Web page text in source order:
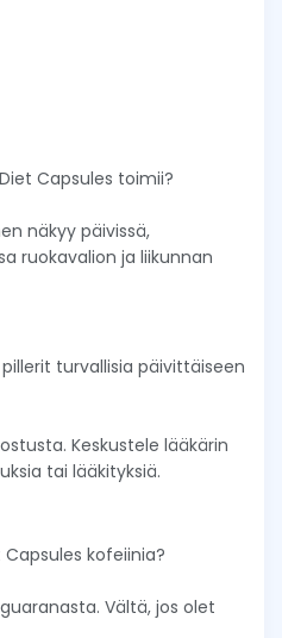
Capsules toimii?
näkyy päivissä,
ruokavalion ja liikunnan
turvallisia päivittäiseen
Keskustele lääkärin
tai lääkityksiä.
Capsules kofeiinia?
Vältä, jos olet